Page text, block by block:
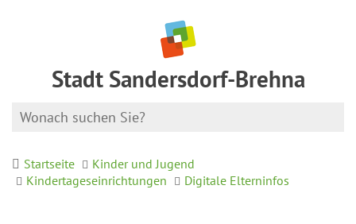
Stadt Sandersdorf-Brehna
Startseite
Kinder und Jugend
Kindertageseinrichtungen
Digitale Elterninfos